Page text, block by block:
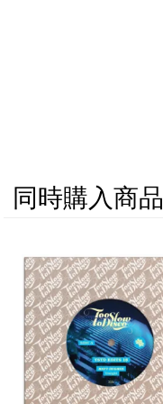
同時購入商品